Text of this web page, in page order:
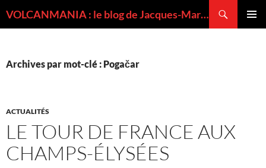
VOLCANMANIA : le blog de Jacques-Marie BARDINTZEFF, volcanologue
Archives par mot-clé : Pogačar
ACTUALITÉS
LE TOUR DE FRANCE AUX
CHAMPS-ÉLYSÉES